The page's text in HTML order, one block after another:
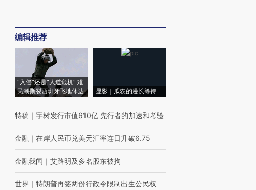
编辑推荐
“入侵”还是“人道危机” 难
民潮撕裂西班牙飞地休达
显影｜瓜农的漫长等待
特稿 ｜ 宇树发行市值610亿 先行者的加速和考验
金融 ｜ 在岸人民币兑美元汇率连日升破6.75
金融我闻 ｜ 艾路明及多名股东被拘
世界 ｜ 特朗普再签两份行政令限制出生公民权